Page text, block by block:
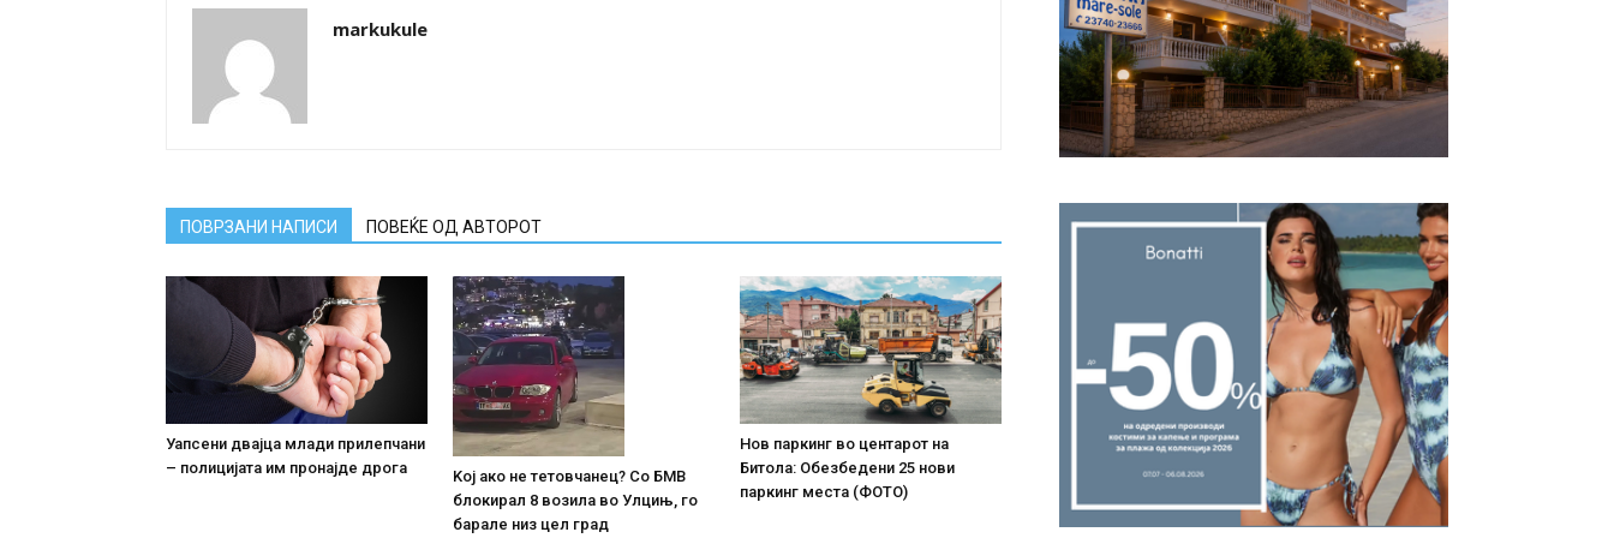
markukule
ПОВРЗАНИ НАПИСИ ПОВЕЌЕ ОД АВТОРОТ
Уапсени двајца млади прилепчани
– полицијата им пронајде дpoга
Koj ако не тетовчанец? Со БМВ
блокирал 8 возила во Улцињ, го
барале низ цел град
Нов паркинг во центарот на
Битола: Обезбедени 25 нови
паркинг места (ФОТО)